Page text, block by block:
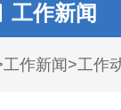
工作新闻
工作新闻 >工作